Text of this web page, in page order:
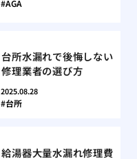
AGA
台所水漏れで後悔しない
修理業者の選び方
2025.08.28
台所
給湯器大量水漏れ修理費